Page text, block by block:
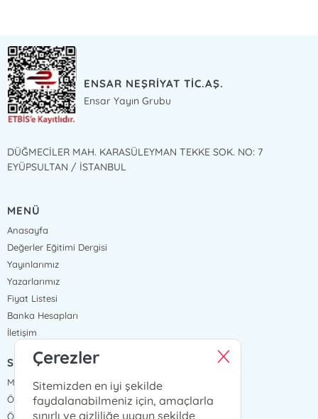
ENSAR NEŞRİYAT TİC.AŞ.
Ensar Yayın Grubu
DÜĞMECİLER MAH. KARASÜLEYMAN TEKKE SOK. NO: 7
EYÜPSULTAN / İSTANBUL
MENÜ
Anasayfa
Değerler Eğitimi Dergisi
Yayınlarımız
Yazarlarımız
Fiyat Listesi
Banka Hesapları
İletişim
SÖZLEŞMELER
Mesafeli Satış Sözleşmesi
Ön Bilgilendirme Formu
Ödeme ve Teslimat
Çerezler
Sitemizden en iyi şekilde
faydalanabilmeniz için, amaçlarla
sınırlı ve gizliliğe uygun şekilde